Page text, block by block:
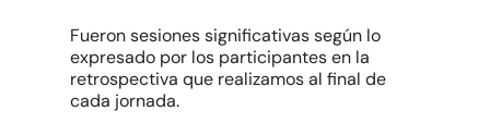
Fueron sesiones significativas según lo
expresado por los participantes en la
retrospectiva que realizamos al final de
cada jornada.